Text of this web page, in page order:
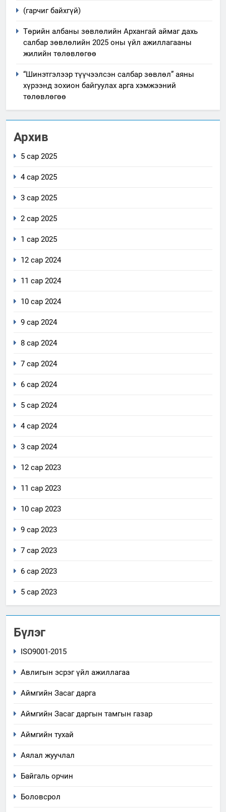
(гарчиг байхгүй)
Төрийн албаны зөвлөлийн Архангай аймаг дахь
салбар зөвлөлийн 2025 оны үйл ажиллагааны
жилийн төлөвлөгөө
“Шинэтгэлээр түүчээлсэн салбар зөвлөл” аяны
хүрээнд зохион байгуулах арга хэмжээний
төлөвлөгөө
Архив
5 сар 2025
4 сар 2025
3 сар 2025
2 сар 2025
1 сар 2025
12 сар 2024
11 сар 2024
10 сар 2024
9 сар 2024
8 сар 2024
7 сар 2024
6 сар 2024
5 сар 2024
4 сар 2024
3 сар 2024
12 сар 2023
11 сар 2023
10 сар 2023
9 сар 2023
7 сар 2023
6 сар 2023
5 сар 2023
Бүлэг
ISO9001-2015
Авлигын эсрэг үйл ажиллагаа
Аймгийн Засаг дарга
Аймгийн Засаг даргын тамгын газар
Аймгийн тухай
Аялал жуучлал
Байгаль орчин
Боловсрол
5
салбар зөвлөл” аяны хүрээнд
6